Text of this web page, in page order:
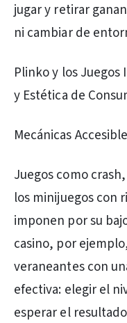
jugar y retirar
ni cambiar de
Plinko y los
y Estética de
Mecánicas
Juegos como
los minijuegos con
imponen por su
casino, por
veraneantes con
efectiva: elegir el
esperar el